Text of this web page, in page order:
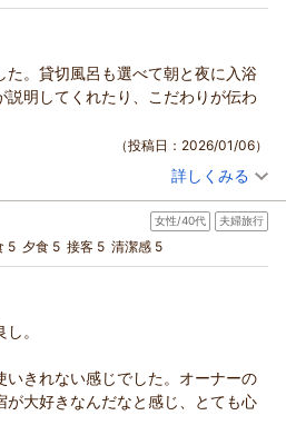
たとのこと、私どもにとっても印
ンゲームもご夫婦で楽しんでいた
笑顔になりました。
と日本酒のプランもご満足頂けた
だけて何よりです。お料理をすべ
明についてもお褒めのお言葉を頂
季節が変わると景色やお風呂の雰
ぎいただけましたら幸いです。
りお待ちしております。
人一人あたり/税込)
にありがとうございました。
のお言葉をいただき、
理一品ごとの説明も楽しんで
の想いや工夫が伝わったことを
。
覚としてお楽しみいただけたよう
して、良い思い出のひとつになっ
いできる日を、
ありがとうございました。
（返信日：2026/01/15）
。貸切風呂も選べて朝と夜に入浴
説明してくれたり、こだわりが伝わ
（投稿日：2026/01/06）
)
死海風呂&無料貸切風呂！バーニャカウダ
4ベッド 朝・夕
人一人あたり/税込)
にありがとうございました。
だき、誠にありがとうございま
館をお選びいただき、貸切風呂を
詳しくみる
女性/40代 夫婦旅行
5 夕食 5 接客 5 清潔感 5
。
いきれない感じでした。オーナーの
が大好きなんだなと感じ、とても心